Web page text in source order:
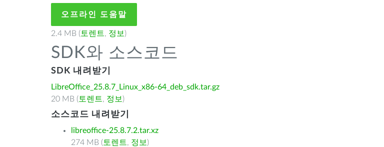
오프라인 도움말
2.4 MB ( 토렌트, 정보 )
SDK와 소스코드
SDK 내려받기
LibreOffice_25.8.7_Linux_x86-64_deb_sdk.tar.gz
20 MB ( 토렌트, 정보 )
소스코드 내려받기
libreoffice-25.8.7.2.tar.xz
274 MB ( 토렌트, 정보 )